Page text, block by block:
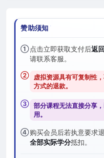
赞助须知
①点击立即获取支付后返
请联系客服。
② 虚拟资源具有可复制性
方式的退款。
③ 部分课程无法直接分享
用。
④购买会员后若执意要求
全部实际学分抵扣。